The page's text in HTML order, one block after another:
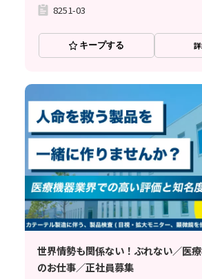
8251-03
キープする
世界情勢も関係ない！ぶれない／医
のお仕事／正社員募集